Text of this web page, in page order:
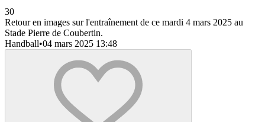
30
Retour en images sur l'entraînement de ce mardi 4 mars 2025 au
Stade Pierre de Coubertin.
Handball•04 mars 2025 13:48